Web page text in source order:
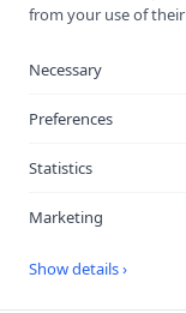
Mixpaket 1
10 950
15
from your use of their
Necessary
Preferences
Statistics
Marketing
Show details ›